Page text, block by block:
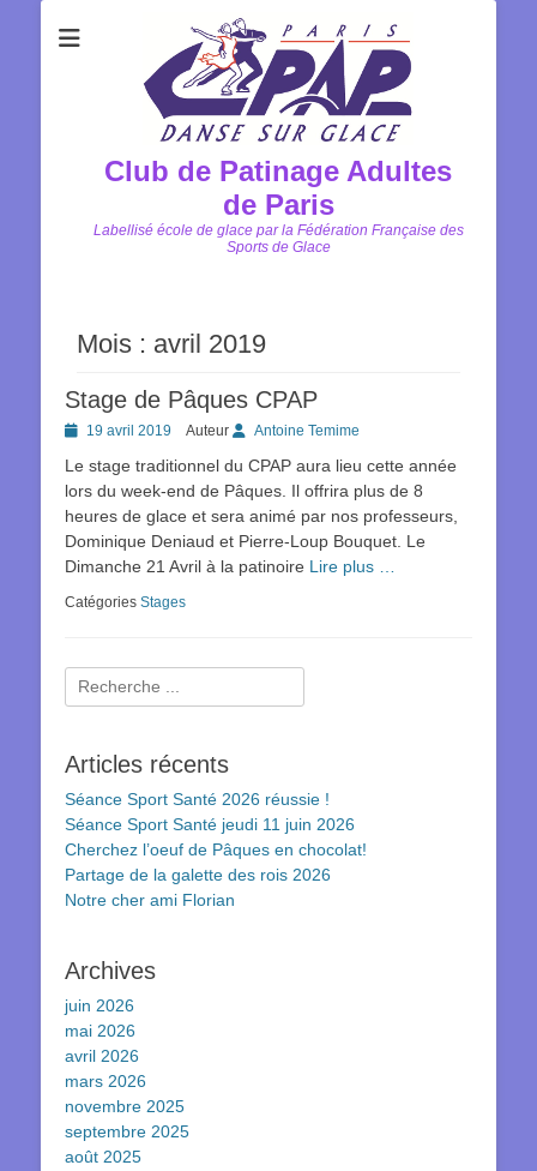
Club de Patinage Adultes
de Paris
Labellisé école de glace par la Fédération Française des
Sports de Glace
Mois : avril 2019
Stage de Pâques CPAP
Posted19 avril 2019 Auteur Antoine Temime
Le stage traditionnel du CPAP aura lieu cette année
lors du week-end de Pâques. Il offrira plus de 8
heures de glace et sera animé par nos professeurs,
Dominique Deniaud et Pierre-Loup Bouquet. Le
Dimanche 21 Avril à la patinoire Lire plus …
Catégories Stages
Rechercher :
Articles récents
Séance Sport Santé 2026 réussie !
Séance Sport Santé jeudi 11 juin 2026
Cherchez l’oeuf de Pâques en chocolat!
Partage de la galette des rois 2026
Notre cher ami Florian
Archives
juin 2026
mai 2026
avril 2026
mars 2026
novembre 2025
septembre 2025
août 2025